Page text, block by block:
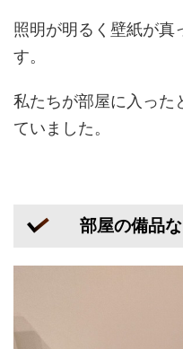
照明が明るく壁紙が真
す。
私たちが部屋に入った
ていました。
部屋の備品